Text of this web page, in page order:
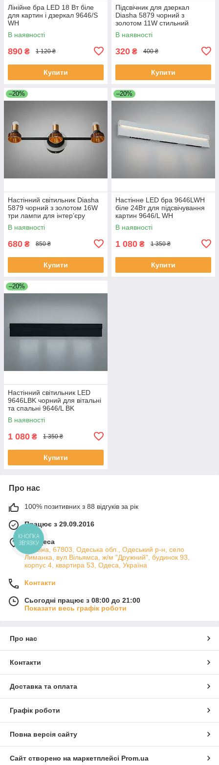
Лінійне бра LED 18 Вт біле
для картин і дзеркал 9646/S
WH
В наявності
890 ₴ 1 120 ₴
Купити
Підсвічник для дзеркал
Diasha 5879 чорний з
золотом 11W стильний
дизайн 5879/1
В наявності
320 ₴ 400 ₴
Купити
–20%
Настінний світильник Diasha
5879 чорний з золотом 16W
три лампи для інтер’єру
5879/3
В наявності
680 ₴ 850 ₴
Купити
–20%
Настінне LED бра 9646LWH
біле 24Вт для підсвічування
картин 9646/L WH
В наявності
1 080 ₴ 1 350 ₴
Купити
–20%
Настінний світильник LED
9646LBK чорний для вітальні
та спальні 9646/L BK
В наявності
1 080 ₴ 1 350 ₴
Купити
Про нас
100% позитивних з 88 відгуків за рік
Працює з 29.09.2016
м. Одеса
Україна, 67803, Одеська обл., Одеський р-н, село
Лиманка, вул.Вільямса, ж/м "Дружний", будинок 93,
корпус 4, квартира 53, Одеса, Україна
Контакти
Сьогодні працює з 08:00 до 21:00
Показати весь графік роботи
Про нас
Контакти
Доставка та оплата
Графік роботи
Повна версія сайту
Сайт створено на маркетплейсі Prom.ua
КНОПКА
ЗВ'ЯЗКУ